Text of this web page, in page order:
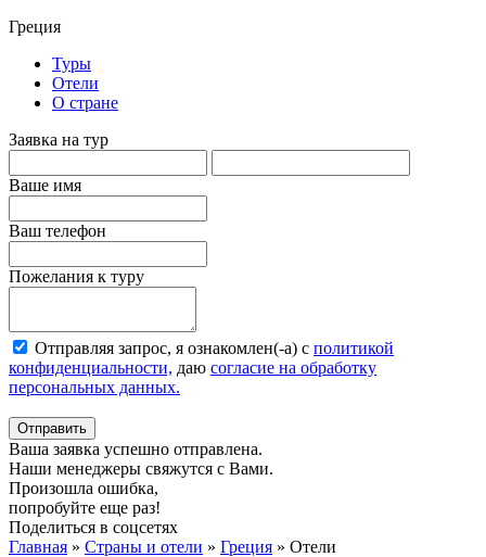
Греция
Туры
Отели
О стране
Заявка на тур
Ваше имя
Ваш телефон
Пожелания к туру
Отправляя запрос, я ознакомлен(-а) с политикой
конфиденциальности, даю согласие на обработку
персональных данных.
Отправить
Ваша заявка успешно отправлена.
Наши менеджеры свяжутся с Вами.
Произошла ошибка,
попробуйте еще раз!
Поделиться в соцсетях
Главная » Страны и отели » Греция » Отели